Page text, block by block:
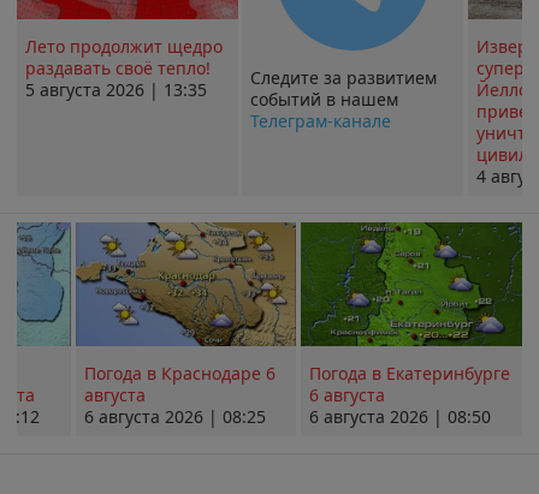
Лето продолжит щедро
раздавать своё тепло!
5 августа 2026 | 13:35
Следите за развитием
событий в нашем
Телеграм-канале
4
Погода в Краснодаре 6
августа
6 августа 2026 | 08:25
Погода в Екатеринбурге
6 августа
6 августа 2026 | 08:50